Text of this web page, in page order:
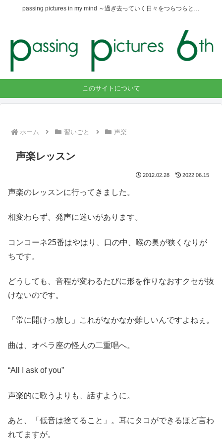
passing pictures in my mind ～過ぎ去っていく日々をつらつらと…
このサイトについて
ホーム 習いごと 声楽
声楽レッスン
2012.02.28 2022.06.15
声楽のレッスンに行ってきました。
相変わらず、発声に迷いがあります。
コンコーネ25番はやはり、口の中、喉の奥が狭くなりが
ちです。
どうしても、音程が変わるたびに形を作りなおすクセが抜
けないのです。
「常に開けっ放し」これがなかなか難しいんですよねぇ。
曲は、オペラ座の怪人の二重唱へ。
“All I ask of you”
声楽的に歌うよりも、話すように。
あと、「低音は捨てること」。耳にタコができるほど言わ
れてますが。